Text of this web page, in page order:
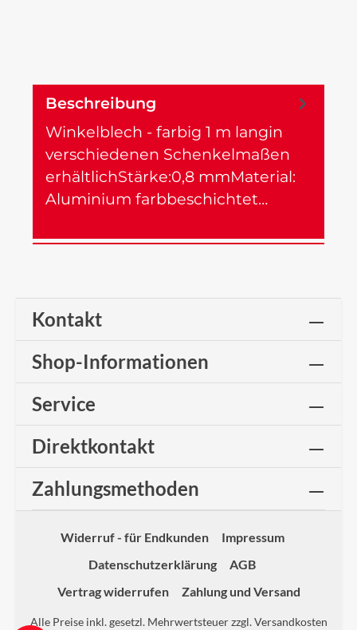
Beschreibung
Winkelblech - farbig 1 m langin
verschiedenen Schenkelmaßen
erhältlichStärke:0,8 mmMaterial:
Aluminium farbbeschichtet…
Kontakt
Shop-Informationen
Service
Direktkontakt
Zahlungsmethoden
Widerruf - für Endkunden
Impressum
Datenschutzerklärung
AGB
Vertrag widerrufen
Zahlung und Versand
Alle Preise inkl. gesetzl. Mehrwertsteuer zzgl.Versandkosten